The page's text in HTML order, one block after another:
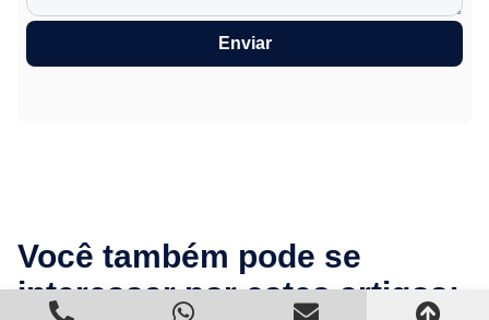
Enviar
Você também pode se
interessar por estes artigos: